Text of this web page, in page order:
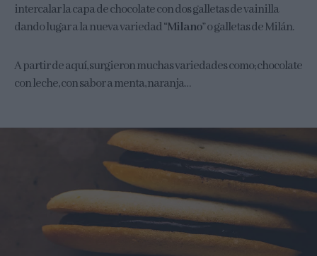
intercalar la capa de chocolate con dos galletas de vainilla
dando lugar a la nueva variedad “Milano” o galletas de Milán.
A partir de aquí, surgieron muchas variedades como; chocolate
con leche, con sabor a menta, naranja…